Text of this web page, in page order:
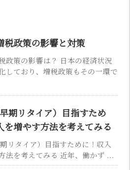
税政策の影響と対策
政策の影響は？ 日本の経済状況
しており、増税政策もその一環で
期リタイア）目指すため
を増やす方法を考えてみる
リタイア）目指すために！収入
法を考えてみる 近年、働かず ...